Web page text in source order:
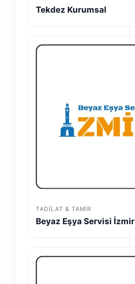
Tekdez Kurumsal
TADILAT & TAMIR
Beyaz Eşya Servisi İzmir